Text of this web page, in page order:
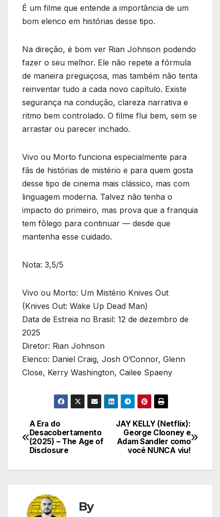
É um filme que entende a importância de um
bom elenco em histórias desse tipo.
Na direção, é bom ver Rian Johnson podendo
fazer o seu melhor. Ele não repete a fórmula
de maneira preguiçosa, mas também não tenta
reinventar tudo a cada novo capítulo. Existe
segurança na condução, clareza narrativa e
ritmo bem controlado. O filme flui bem, sem se
arrastar ou parecer inchado.
Vivo ou Morto funciona especialmente para
fãs de histórias de mistério e para quem gosta
desse tipo de cinema mais clássico, mas com
linguagem moderna. Talvez não tenha o
impacto do primeiro, mas prova que a franquia
tem fôlego para continuar — desde que
mantenha esse cuidado.
Nota: 3,5/5
Vivo ou Morto: Um Mistério Knives Out
(Knives Out: Wake Up Dead Man)
Data de Estreia no Brasil: 12 de dezembro de
2025
Diretor: Rian Johnson
Elenco: Daniel Craig, Josh O’Connor, Glenn
Close, Kerry Washington, Cailee Spaeny
Navegação
de
Post
JAY KELLY (Netflix):
George Clooney e
Adam Sandler como
você NUNCA viu!
A Era do
Desacobertamento
(2025) – The Age of
Disclosure
By